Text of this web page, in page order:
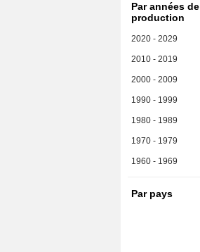
Par années de
production
2020 - 2029
2010 - 2019
2000 - 2009
1990 - 1999
1980 - 1989
1970 - 1979
1960 - 1969
Par pays